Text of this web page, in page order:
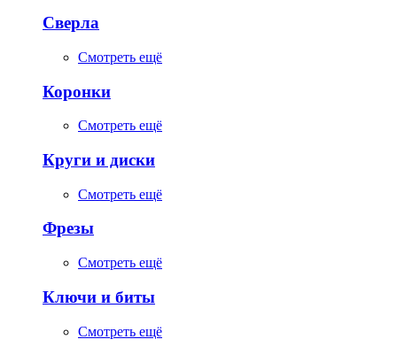
Сверла
Смотреть ещё
Коронки
Смотреть ещё
Круги и диски
Смотреть ещё
Фрезы
Смотреть ещё
Ключи и биты
Смотреть ещё